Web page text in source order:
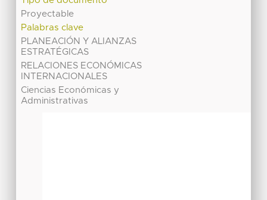
Proyectable
Palabras clave
PLANEACIÓN Y ALIANZAS
ESTRATÉGICAS
RELACIONES ECONÓMICAS
INTERNACIONALES
Ciencias Económicas y
Administrativas